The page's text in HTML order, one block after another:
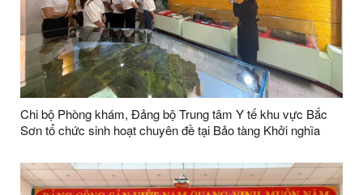
Chi bộ Phòng khám, Đảng bộ Trung tâm Y tế khu vực Bắc
Sơn tổ chức sinh hoạt chuyên đề tại Bảo tàng Khởi nghĩa